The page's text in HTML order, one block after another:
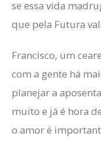
se essa vida
que pela Futura
Francisco, um
com a gente há
planejar a
muito e já é hora
o amor é